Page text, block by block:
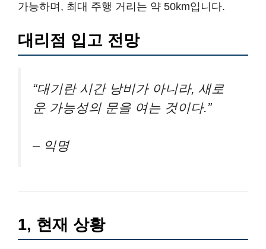
가능하며, 최대 주행 거리는 약 50km입니다.
대리점 입고 전망
“대기란 시간 낭비가 아니라, 새로
운 가능성의 문을 여는 것이다.”
– 익명
1, 현재 상황